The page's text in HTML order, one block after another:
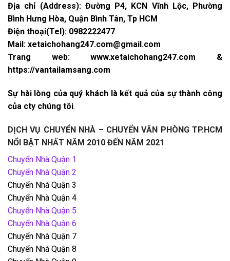
Địa chỉ (Address): Đường P4, KCN Vĩnh Lộc, Phường
Bình Hưng Hòa, Quận Bình Tân, Tp HCM
Điện thoại(Tel): 0982222477
Mail: xetaichohang247.com@gmail.com
Trang web: www.xetaichohang247.com &
https://vantailamsang.com
Sự hài lòng của quý khách là kết quả của sự thành công
của cty chúng tôi.
DỊCH VỤ CHUYỂN NHÀ – CHUYỂN VĂN PHÒNG TP.HCM
NỔI BẬT NHẤT NĂM 2010 ĐẾN NĂM 2021
Chuyển Nhà Quận 1
Chuyển Nhà Quận 2
Chuyển Nhà Quận 3
Chuyển Nhà Quận 4
Chuyển Nhà Quận 5
Chuyển Nhà Quận 6
Chuyển Nhà Quận 7
Chuyển Nhà Quận 8